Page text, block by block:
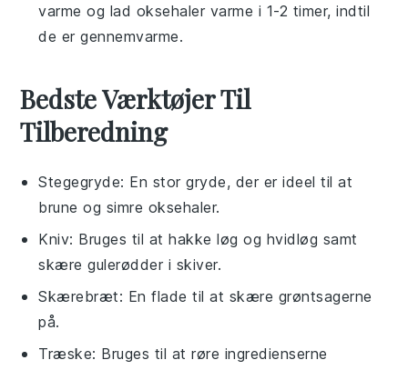
varme og lad oksehaler varme i 1-2 timer, indtil
de er gennemvarme.
Bedste Værktøjer Til
Tilberedning
Stegegryde: En stor gryde, der er ideel til at
brune og simre oksehaler.
Kniv: Bruges til at hakke løg og hvidløg samt
skære gulerødder i skiver.
Skærebræt: En flade til at skære grøntsagerne
på.
Træske: Bruges til at røre ingredienserne